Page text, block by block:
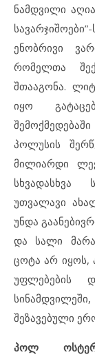
ნამდვილი
ენობრივი
რომელთა
შთააგონა.
იყო
პოლუსის
მილიარდი
სხვადასხვა
უთვალავი
უნდა
და სალი
ცოტა არ იყოს,
უფლებების
შეზავებული
პოლ